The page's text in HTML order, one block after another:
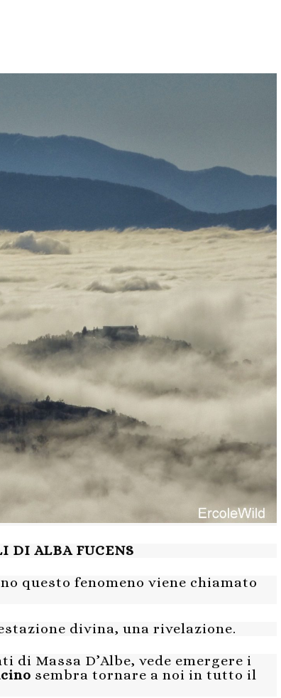
DI ALBA FUCENS
questo fenomeno viene chiamato
divina, una rivelazione.
di Massa D’Albe, vede emergere i
sembra tornare a noi in tutto il